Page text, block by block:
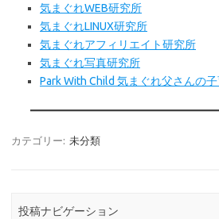
気まぐれWEB研究所
気まぐれLINUX研究所
気まぐれアフィリエイト研究所
気まぐれ写真研究所
Park With Child 気まぐれ父さんの
カテゴリー: 未分類
投稿ナビゲーション